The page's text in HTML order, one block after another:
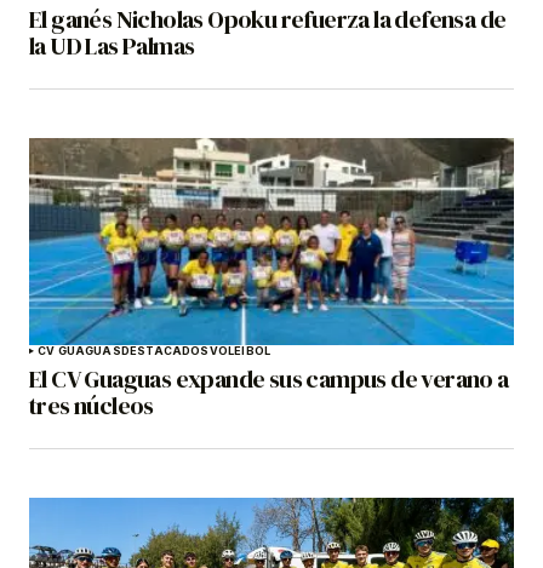
El ganés Nicholas Opoku refuerza la defensa de
la UD Las Palmas
CV GUAGUASDESTACADOSVOLEIBOL
El CV Guaguas expande sus campus de verano a
tres núcleos